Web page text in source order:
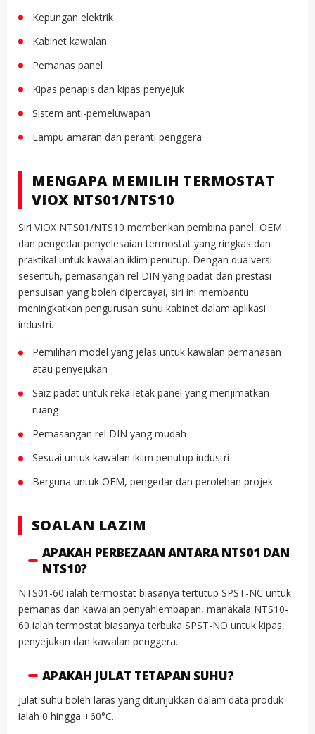
Kepungan elektrik
Kabinet kawalan
Pemanas panel
Kipas penapis dan kipas penyejuk
Sistem anti-pemeluwapan
Lampu amaran dan peranti penggera
MENGAPA MEMILIH TERMOSTAT
VIOX NTS01/NTS10
Siri VIOX NTS01/NTS10 memberikan pembina panel, OEM
dan pengedar penyelesaian termostat yang ringkas dan
praktikal untuk kawalan iklim penutup. Dengan dua versi
sesentuh, pemasangan rel DIN yang padat dan prestasi
pensuisan yang boleh dipercayai, siri ini membantu
meningkatkan pengurusan suhu kabinet dalam aplikasi
industri.
Pemilihan model yang jelas untuk kawalan pemanasan
atau penyejukan
Saiz padat untuk reka letak panel yang menjimatkan
ruang
Pemasangan rel DIN yang mudah
Sesuai untuk kawalan iklim penutup industri
Berguna untuk OEM, pengedar dan perolehan projek
SOALAN LAZIM
APAKAH PERBEZAAN ANTARA NTS01 DAN
NTS10?
NTS01-60 ialah termostat biasanya tertutup SPST-NC untuk
pemanas dan kawalan penyahlembapan, manakala NTS10-
60 ialah termostat biasanya terbuka SPST-NO untuk kipas,
penyejukan dan kawalan penggera.
APAKAH JULAT TETAPAN SUHU?
Julat suhu boleh laras yang ditunjukkan dalam data produk
ialah 0 hingga +60°C.